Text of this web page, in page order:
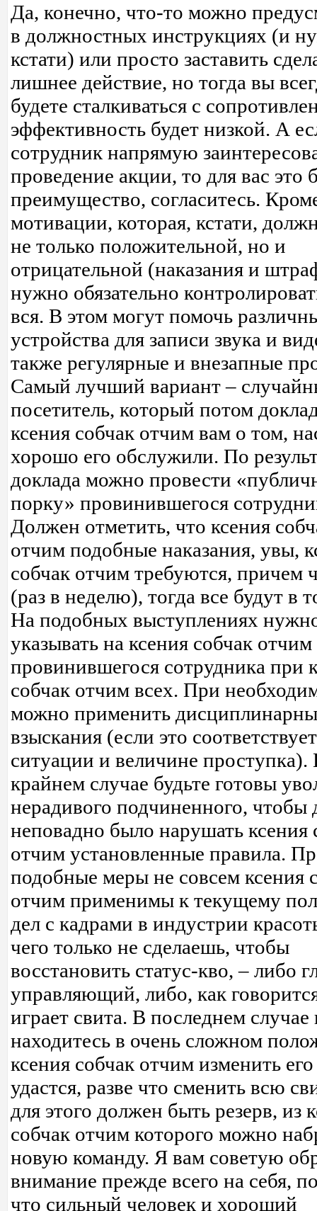
Да, конечно, что-то можно
в должностных инструкциях (и
кстати) или просто заставить
лишнее действие, но тогда вы
будете сталкиваться с
эффективность будет низкой. А
сотрудник напрямую
проведение акции, то для вас это
преимущество, согласитесь.
мотивации, которая, кстати,
не только положительной, но и
отрицательной (наказания и
нужно обязательно
вся. В этом могут помочь
устройства для записи звука и
также регулярные и внезапные
Самый лучший вариант –
посетитель, который потом
ксения собчак отчим вам о том,
хорошо его обслужили. По
доклада можно провести
порку» провинившегося
Должен отметить, что ксения
отчим подобные наказания, увы,
собчак отчим требуются, причем
(раз в неделю), тогда все будут в
На подобных выступлениях
указывать на ксения собчак
провинившегося сотрудника при
собчак отчим всех. При
можно применить
взыскания (если это соответствует
ситуации и величине проступка).
крайнем случае будьте готовы
нерадивого подчиненного, чтобы
неповадно было нарушать ксения
отчим установленные правила.
подобные меры не совсем ксения
отчим применимы к текущему
дел с кадрами в индустрии
чего только не сделаешь, чтобы
восстановить статус-кво, – либо
управляющий, либо, как
играет свита. В последнем случае
находитесь в очень сложном
ксения собчак отчим изменить
удастся, разве что сменить всю
для этого должен быть резерв, из
собчак отчим которого можно
новую команду. Я вам советую
внимание прежде всего на себя,
что сильный человек и хороший